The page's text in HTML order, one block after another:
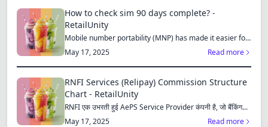
How to check sim 90 days complete? -
RetailUnity
Mobile number portability (MNP) has made it easier for
consu...
May 17, 2025 Read more
RNFI Services (Relipay) Commission Structure
Chart - RetailUnity
RNFI एक उभरती हुई AePS Service Provider कंपनी है, जो बैंकिंग...
May 17, 2025
Read more